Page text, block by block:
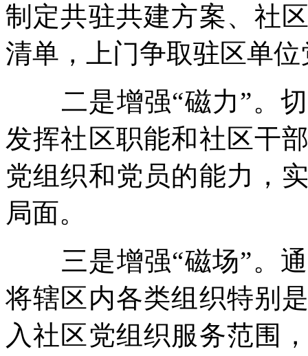
制定共驻共建方案、社
清单，上门争取驻区单
二是增强“磁力”。切
发挥社区职能和社区干
党组织和党员的能力，
局面。
三是增强“磁场”。通
将辖区内各类组织特别
入社区党组织服务范围